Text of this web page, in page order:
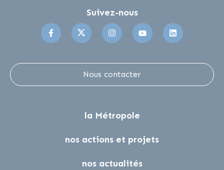
Suivez-nous
Suivez-nous sur Facebook
Suivez-nous sur Twitter
Suivez-nous surSuivez-nous sur
Nous contacter
la Métropole
nos actions et projets
nos actualités